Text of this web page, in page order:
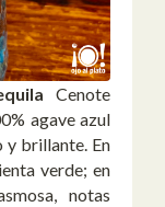
Cenote
agave azul
y brillante. En
verde; en
notas